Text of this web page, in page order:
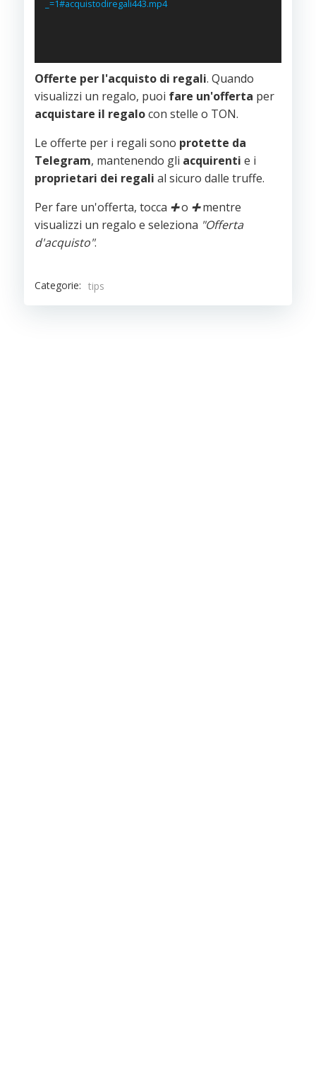
_=1#acquistodiregali443.mp4
Offerte per l'acquisto di regali. Quando
visualizzi un regalo, puoi fare un'offerta per
acquistare il regalocon stelle o TON.
Le offerte per i regali sono protette da
Telegram, mantenendo gli acquirenti e i
proprietari dei regali al sicuro dalle truffe.
Per fare un'offerta, tocca ➕o ➕mentre
visualizzi un regalo e seleziona "Offerta
d'acquisto".
Categorie: tips